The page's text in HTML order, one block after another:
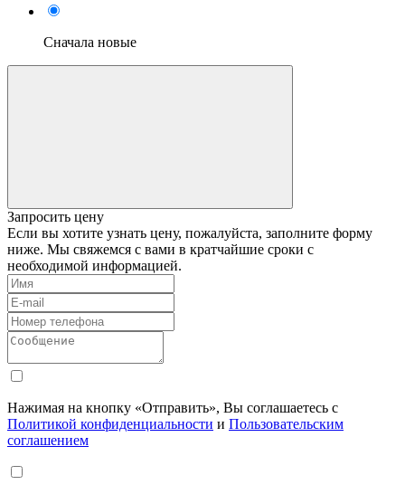
Сначала новые
Запросить цену
Если вы хотите узнать цену, пожалуйста, заполните форму
ниже. Мы свяжемся с вами в кратчайшие сроки с
необходимой информацией.
Нажимая на кнопку «Отправить», Вы соглашаетесь с
Политикой конфиденциальности и Пользовательским
соглашением